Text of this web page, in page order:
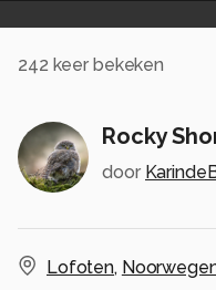
242 keer bekeken
Rocky
door
Lofoten,